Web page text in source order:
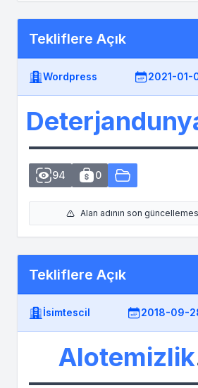
Tekliflere Açık
Wordpress 2021-01-
94 0
Alan adının son
Tekliflere Açık
İsimtescil 2018-09-
Alotemizlik